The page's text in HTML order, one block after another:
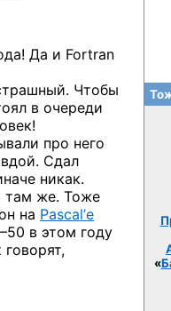
Да и Fortran
Чтобы
в очереди
про него
Сдал
никак.
там же. Тоже
на Pascal’е
в этом году
«